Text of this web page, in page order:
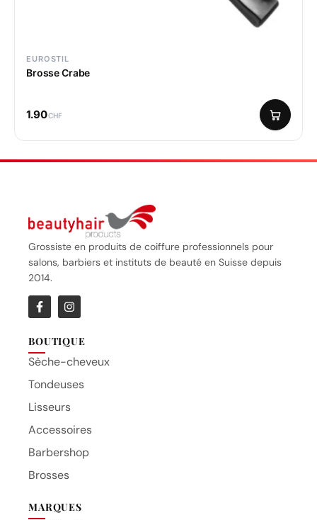
EUROSTIL
Brosse Crabe
1.90CHF
Grossiste en produits de coiffure professionnels pour
salons, barbiers et instituts de beauté en Suisse depuis
2014.
BOUTIQUE
Sèche-cheveux
Tondeuses
Lisseurs
Accessoires
Barbershop
Brosses
MARQUES